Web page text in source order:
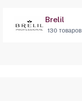
Brelil
130 товаров